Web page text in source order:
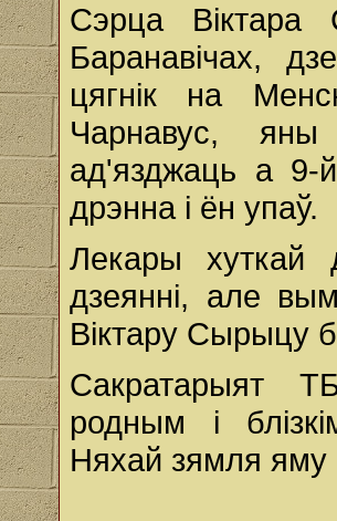
Сэрца
Баранавічах,
цягнік на
Чарнавус,
ад'язджаць а 9-й
дрэнна і ён упаў.
Лекары хуткай
дзеянні, але
Віктару Сырыцу
Сакратарыят
родным і
Няхай зямля яму